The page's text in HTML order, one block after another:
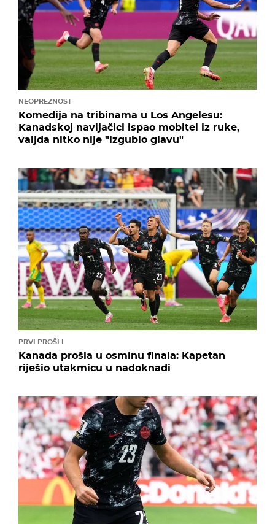
NEOPREZNOST
Komedija na tribinama u Los Angelesu:
Kanadskoj navijačici ispao mobitel iz ruke,
valjda nitko nije "izgubio glavu"
PRVI PROŠLI
Kanada prošla u osminu finala: Kapetan
riješio utakmicu u nadoknadi